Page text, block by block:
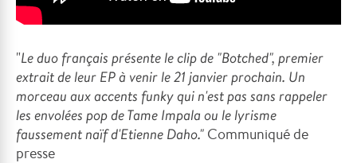
"Le duo français présente le clip de "Botched", premier
extrait de leur EP à venir le 21 janvier prochain. Un
morceau aux accents funky qui n'est pas sans rappeler
les envolées pop de Tame Impala ou le lyrisme
faussement naïf d'Etienne Daho." Communiqué de
presse